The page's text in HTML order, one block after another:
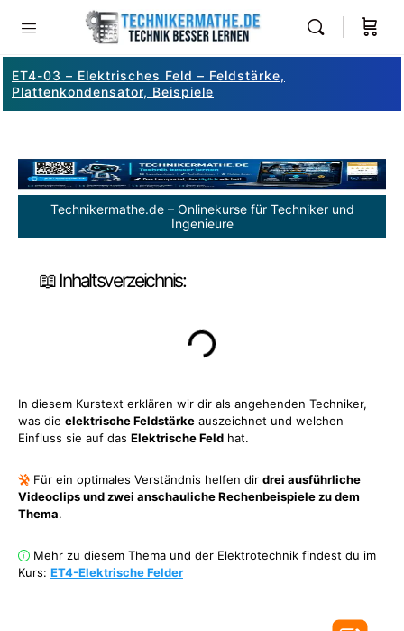
ET4-03 – Elektrisches Feld – Feldstärke,
Plattenkondensator, Beispiele
Technikermathe.de – Onlinekurse für Techniker und
Ingenieure
📖 Inhaltsverzeichnis:
In diesem Kurstext erklären wir dir als angehenden Techniker,
was die elektrische Feldstärke auszeichnet und welchen
Einfluss sie auf das Elektrische Feld hat.
Für ein optimales Verständnis helfen dir drei ausführliche
Videoclips und zwei anschauliche Rechenbeispiele zu dem
Thema.
Mehr zu diesem Thema und der Elektrotechnik findest du im
Kurs: ET4-Elektrische Felder